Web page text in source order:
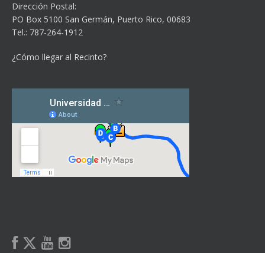
Dirección Postal:
PO Box 5100 San Germán, Puerto Rico, 00683
Tel.: 787-264-1912
¿Cómo llegar al Recinto?